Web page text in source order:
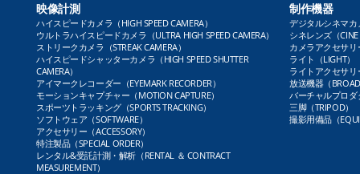
映像計測
ハイスピードカメラ（HIGH SPEED CAMERA）
ウルトラハイスピードカメラ（ULTRA HIGH SPEED CAMERA）
ストリークカメラ（STREAK CAMERA）
ハイスピードシャッターカメラ（HIGH SPEED SHUTTER
CAMERA）
アイマークレコーダー（EYEMARK RECORDER）
モーションキャプチャー（MOTION CAPTURE）
スポーツトラッキング（SPORTS TRACKING）
ソフトウェア（SOFTWARE）
アクセサリー（ACCESSORY）
特注製品（SPECIAL ORDER）
レンタル&受託計測・解析（RENTAL ＆ CONTRACT
MEASUREMENT）
制作機器
デジタルシネマカ
シネレンズ（CINE
カメラアクセサリ
ライト（LIGHT）
ライトアクセサリ
放送機器（
バーチャルプロダ
三脚（TRIPOD）
撮影用備品（